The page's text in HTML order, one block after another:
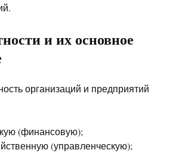
и их основное
организаций и предприятий
(финансовую);
(управленческую);